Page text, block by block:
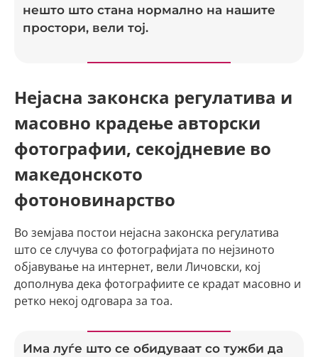
нешто што стана нормално на нашите
простори, вели тој.
Нејасна законска регулатива и
масовно крадење авторски
фотографии, секојдневие во
македонското
фотоновинарство
Во земјава постои нејасна законска регулатива
што се случува со фотографијата по нејзиното
објавување на интернет, вели Личовски, кој
дополнува дека фотографиите се крадат масовно и
ретко некој одговара за тоа.
Има луѓе што се обидуваат со тужби да